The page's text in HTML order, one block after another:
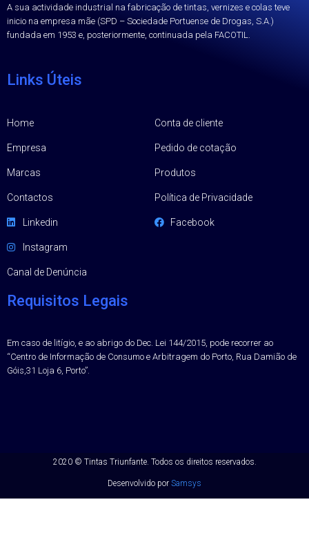
A sua actividade industrial na fabricação de tintas, vernizes e colas teve
inicio na empresa mãe (SPD – Sociedade Portuense de Drogas, S.A.)
fundada em 1953 e, posteriormente, continuada pela FACOTIL.
Links Úteis
Home
Empresa
Marcas
Contactos
Linkedin
Instagram
Canal de Denúncia
Conta de cliente
Pedido de cotação
Produtos
Política de Privacidade
Facebook
Requisitos Legais
Em caso de litígio, e ao abrigo do Dec. Lei 144/2015, pode recorrer ao
“Centro de Informação de Consumo e Arbitragem do Porto, Rua Damião de
Góis,31 Loja 6, Porto”.
2020 © Tintas Triunfante. Todos os direitos reservados.
Desenvolvido por Samsys